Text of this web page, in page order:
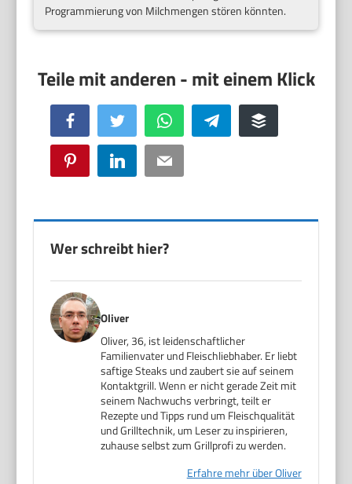
Programmierung von Milchmengen stören könnten.
Facebook Twitter WhatsApp Telegram Buffer
Pinterest LinkedIn Email
Wer schreibt hier?
Oliver
Oliver, 36, ist leidenschaftlicher
Familienvater und Fleischliebhaber. Er liebt
saftige Steaks und zaubert sie auf seinem
Kontaktgrill. Wenn er nicht gerade Zeit mit
seinem Nachwuchs verbringt, teilt er
Rezepte und Tipps rund um Fleischqualität
und Grilltechnik, um Leser zu inspirieren,
zuhause selbst zum Grillprofi zu werden.
Erfahre mehr über Oliver